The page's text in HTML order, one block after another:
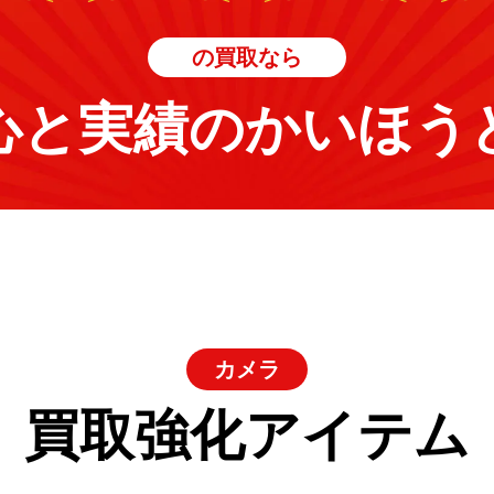
の買取なら
と実績のかいほう
カメラ
買取強化アイテム